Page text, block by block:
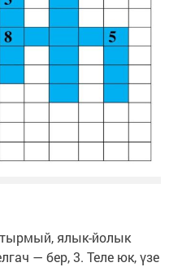
ялык-йолык
— бер, 3. Теле юк, үзе